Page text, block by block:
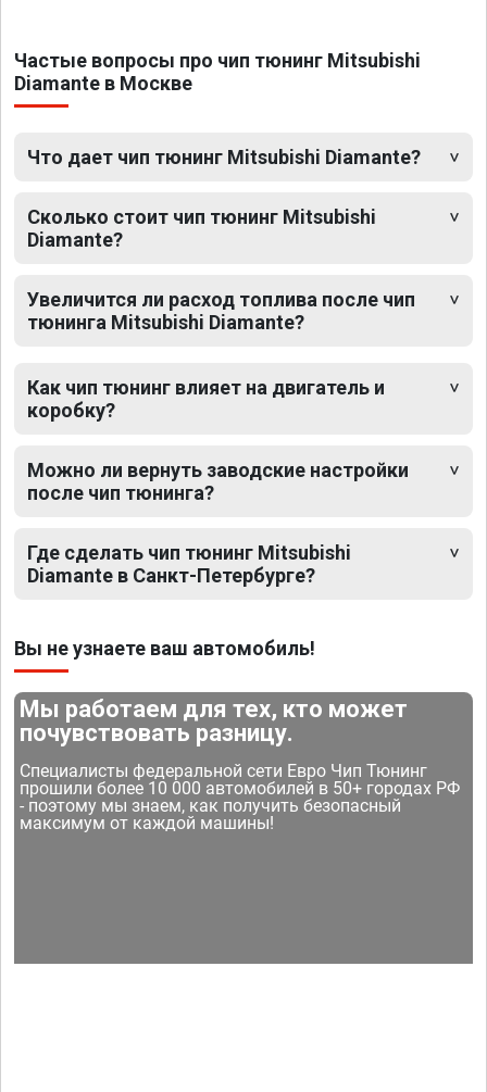
Частые вопросы про чип тюнинг Mitsubishi
Diamante в Москве
Что дает чип тюнинг Mitsubishi Diamante?
Сколько стоит чип тюнинг Mitsubishi
Diamante?
Увеличится ли расход топлива после чип
тюнинга Mitsubishi Diamante?
Как чип тюнинг влияет на двигатель и
коробку?
Можно ли вернуть заводские настройки
после чип тюнинга?
Где сделать чип тюнинг Mitsubishi
Diamante в Санкт-Петербурге?
Вы не узнаете ваш автомобиль!
Мы работаем для тех, кто может
почувствовать разницу.
Специалисты федеральной сети Евро Чип Тюнинг
прошили более 10 000 автомобилей в 50+ городах РФ
- поэтому мы знаем, как получить безопасный
максимум от каждой машины!